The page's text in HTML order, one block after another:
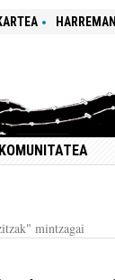
KOMUNITATEA
mintzagai